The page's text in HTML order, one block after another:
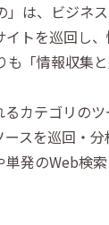
」は、ビジネ
トを巡回し
も「情報収集
カテゴリのツ
スを巡回・分
単発のWeb検